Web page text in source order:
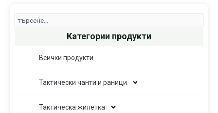
Search
Категории продукти
Всички продукти
Тактически чанти и раници
Тактическа жилетка